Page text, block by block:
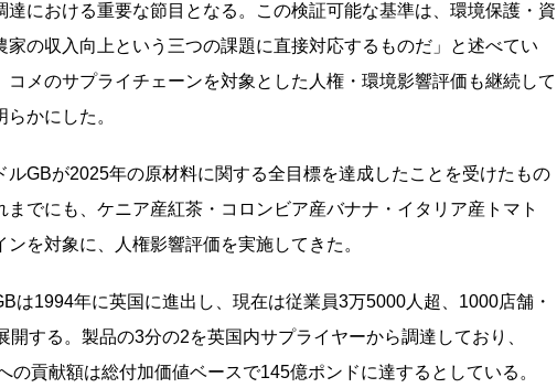
達における重要な節目となる。この検証可能な基準は、環境保護・資
家の収入向上という三つの課題に直接対応するものだ」と述べてい
コメのサプライチェーンを対象とした人権・環境影響評価も継続して
かにした。
GBが2025年の原材料に関する全目標を達成したことを受けたもの
までにも、ケニア産紅茶・コロンビア産バナナ・イタリア産トマト
を対象に、人権影響評価を実施してきた。
は1994年に英国に進出し、現在は従業員3万5000人超、1000店舗・
開する。製品の3分の2を英国内サプライヤーから調達しており、
の貢献額は総付加価値ベースで145億ポンドに達するとしている。